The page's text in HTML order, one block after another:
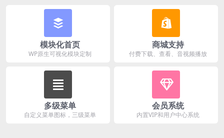
模块化首页
WP原生可视化模块定制
商城支持
付费下载、查看、音视频播放
多级菜单
自定义菜单图标，三级菜单
会员系统
内置VIP和用户中心系统